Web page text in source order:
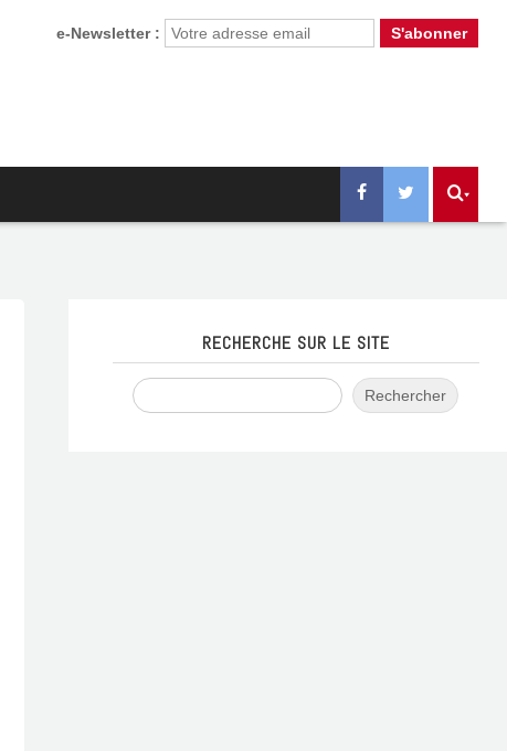
e-Newsletter :
RECHERCHE SUR LE SITE